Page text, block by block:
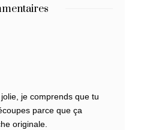
je comprends que tu
parce que ça
originale.